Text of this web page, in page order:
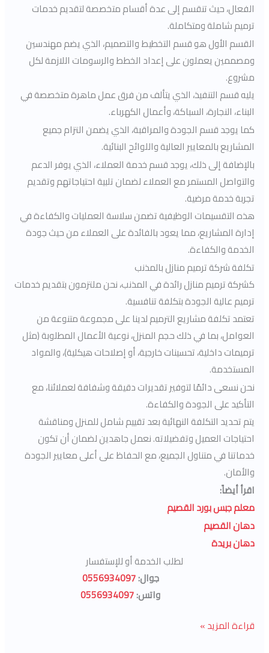
الفعال، حيث تنقسم إلى عدة أقسام متخصصة لتقديم خدمات
ترميم شاملة ومتكاملة.
القسم الأول هو قسم التخطيط والتصميم، الذي يضم مهندسين
ومصممين يعملون على إعداد الخطط والرسومات اللازمة لكل
مشروع.
يليه قسم التنفيذ، الذي يتألف من فرق عمل ماهرة متخصصة في
البناء، النجارة، السباكة، وأعمال الكهرباء.
كما يوجد قسم الجودة والمراقبة، الذي يضمن التزام جميع
المشاريع بالمعايير العالية واللوائح البنائية.
بالإضافة إلى ذلك، يوجد قسم خدمة العملاء، الذي يوفر الدعم
والتواصل المستمر مع العملاء لضمان تلبية احتياجاتهم وتقديم
تجربة خدمة مرضية.
هذه التقسيمات الوظيفية تضمن سلاسة العمليات والكفاءة في
إدارة المشاريع، مما يعود بالفائدة على العملاء من حيث جودة
الخدمة والكفاءة.
تكلفة شركة ترميم منازل بالمذنب
كشركة ترميم منازل رائدة في المذنب، نحن ملتزمون بتقديم خدمات
ترميم عالية الجودة بتكلفة تنافسية.
تعتمد تكلفة مشاريع الترميم لدينا على مجموعة متنوعة من
العوامل، بما في ذلك حجم المنزل، نوعية الأعمال المطلوبة (مثل
ترميمات داخلية، تحسينات خارجية، أو إصلاحات هيكلية)، والمواد
المستخدمة.
نحن نسعى دائمًا لتوفير تقديرات دقيقة وشفافة لعملائنا، مع
التأكيد على الجودة والكفاءة.
يتم تحديد التكلفة النهائية بعد تقييم شامل للمنزل ومناقشة
احتياجات العميل وتفضيلاته. نعمل جاهدين لضمان أن تكون
خدماتنا في متناول الجميع، مع الحفاظ على أعلى معايير الجودة
والأمان.
اقرأ أيضاً:
معلم جبس بورد القصيم
دهان القصيم
دهان بريدة
لطلب الخدمة أو للإستفسار
جوال:0556934097
واتس:0556934097
قراءة المزيد »